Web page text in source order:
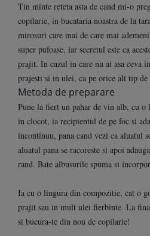
Tin minte reteta asta de cand mi-o
copilarie, in bucataria noastra de la
mirosuri care mai de care mai
super pufoase, iar secretul este ca
prajit. In cazul in care nu ai asa ceva
prajesti si in ulei, ca pe orice alt tip de
Metoda de preparare
Pune la fiert un pahar de vin alb, cu
in clocot, ia recipientul de pe foc si
incontinuu, pana cand vezi ca aluatul
aluatul pana se racoreste si apoi
rand. Bate albusurile spuma si
Ia cu o lingura din compozitie, cat o
prajit sau in mult ulei fierbinte. La
si bucura-te din nou de copilarie!